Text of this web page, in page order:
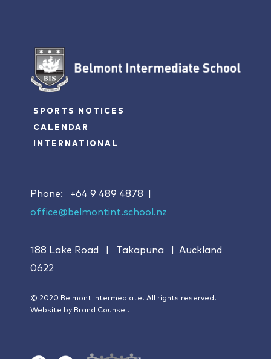
SPORTS NOTICES
CALENDAR
INTERNATIONAL
Phone: +64 9 489 4878
office@belmontint.school.nz
188 Lake Road | Takapuna | Auckland
0622
© 2020 Belmont Intermediate. All rights reserved.
Website by Brand Counsel.